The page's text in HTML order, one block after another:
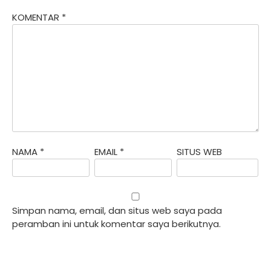
KOMENTAR *
NAMA * EMAIL * SITUS WEB
Simpan nama, email, dan situs web saya pada
peramban ini untuk komentar saya berikutnya.